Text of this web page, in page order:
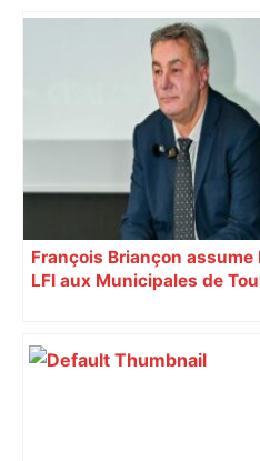
Près de Toulouse : dans
économique, un axe
fermé en fin de soirée, voici
déviations – Actu.fr
François Briançon assume
LFI aux Municipales de